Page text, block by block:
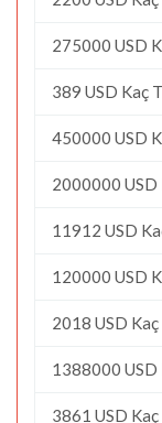
275000 USD
389 USD Kaç
450000 USD
2000000 USD
11912 USD
120000 USD
2018 USD
1388000 USD
3861 USD